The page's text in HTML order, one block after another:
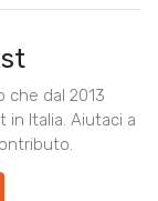
dal 2013
Italia. Aiutaci a